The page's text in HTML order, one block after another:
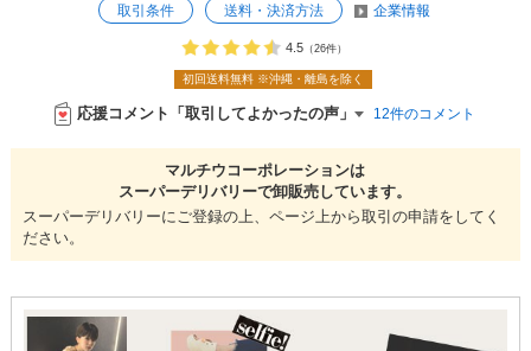
取引条件 送料・決済方法 企業情報
初回送料無料 ※沖縄・離島を除く
4.5 （26件）
応援コメント「取引してよかったの声」 12件のコメント
マルチウコーポレーションは
スーパーデリバリーで卸販売しています。
スーパーデリバリーにご登録の上、ページ上から取引の申請をしてく
ださい。